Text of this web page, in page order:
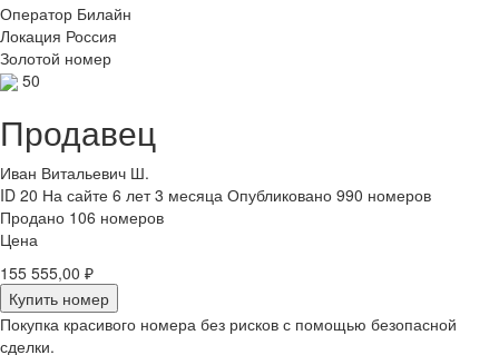
Оператор Билайн
Локация Россия
Золотой номер
50
Продавец
Иван Витальевич Ш.
ID 20 На сайте 6 лет 3 месяца Опубликовано 990 номеров
Продано 106 номеров
Цена
155 555,00 ₽
Купить номер
Покупка красивого номера без рисков с помощью безопасной
сделки.